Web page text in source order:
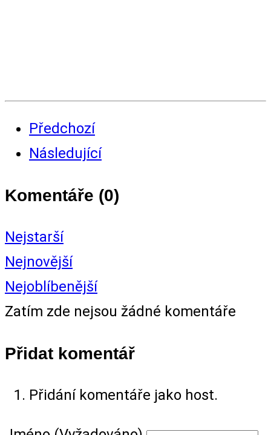
Předchozí
Následující
Komentáře (0)
Nejstarší
Nejnovější
Nejoblíbenější
Zatím zde nejsou žádné komentáře
Přidat komentář
Přidání komentáře jako host.